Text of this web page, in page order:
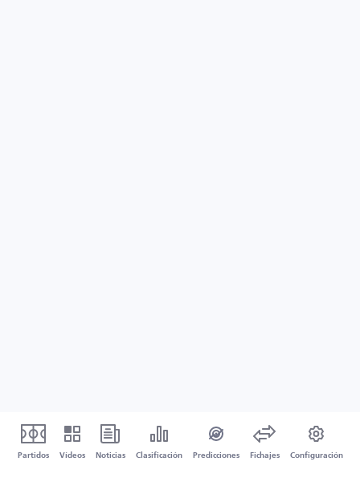
Partidos Vídeos Noticias Clasificación Predicciones Fichajes Configuración